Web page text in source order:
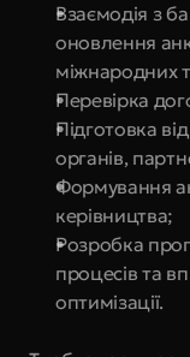
Взаємодія з
оновлення
міжнародних
Перевірка
Підготовка
органів,
Формування
керівництва;
Розробка
процесів та
оптимізації.